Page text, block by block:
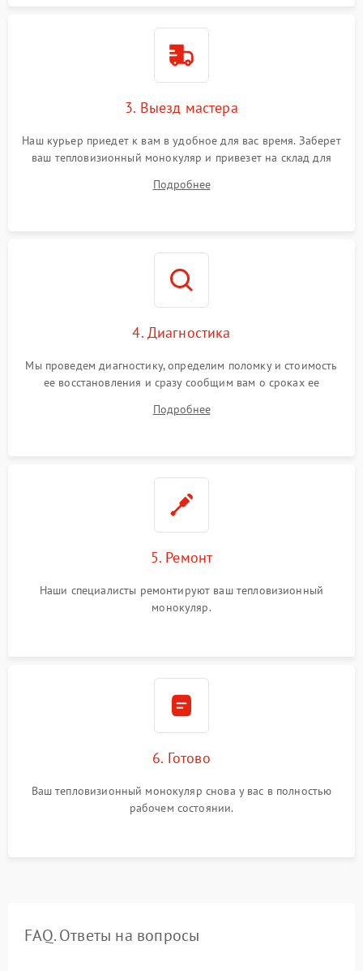
3. Выезд мастера
Наш курьер приедет к вам в удобное для вас время. Заберет
ваш тепловизионный монокуляр и привезет на склад для
Подробнее
4. Диагностика
Мы проведем диагностику, определим поломку и стоимость
ее восстановления и сразу сообщим вам о сроках ее
Подробнее
5. Ремонт
Наши специалисты ремонтируют ваш тепловизионный
монокуляр.
6. Готово
Ваш тепловизионный монокуляр снова у вас в полностью
рабочем состоянии.
FAQ. Ответы на вопросы